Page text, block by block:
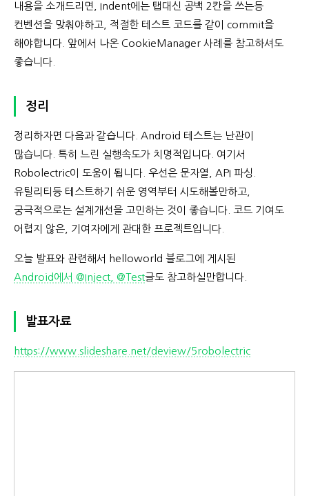
내용을 소개드리면, Indent에는 탭대신 공백 2칸을 쓰는등
컨벤션을 맞춰야하고, 적절한 테스트 코드를 같이 commit을
해야합니다. 앞에서 나온 CookieManager 사례를 참고하셔도
좋습니다.
정리
정리하자면 다음과 같습니다. Android 테스트는 난관이
많습니다. 특히 느린 실행속도가 치명적입니다. 여기서
Robolectric이 도움이 됩니다. 우선은 문자열, API 파싱.
유틸리티등 테스트하기 쉬운 영역부터 시도해볼만하고,
궁극적으로는 설계개선을 고민하는 것이 좋습니다. 코드 기여도
어렵지 않은, 기여자에게 관대한 프로젝트입니다.
오늘 발표와 관련해서 helloworld 블로그에 게시된
Android에서 @Inject, @Test글도 참고하실만합니다.
발표자료
https://www.slideshare.net/deview/5robolectric